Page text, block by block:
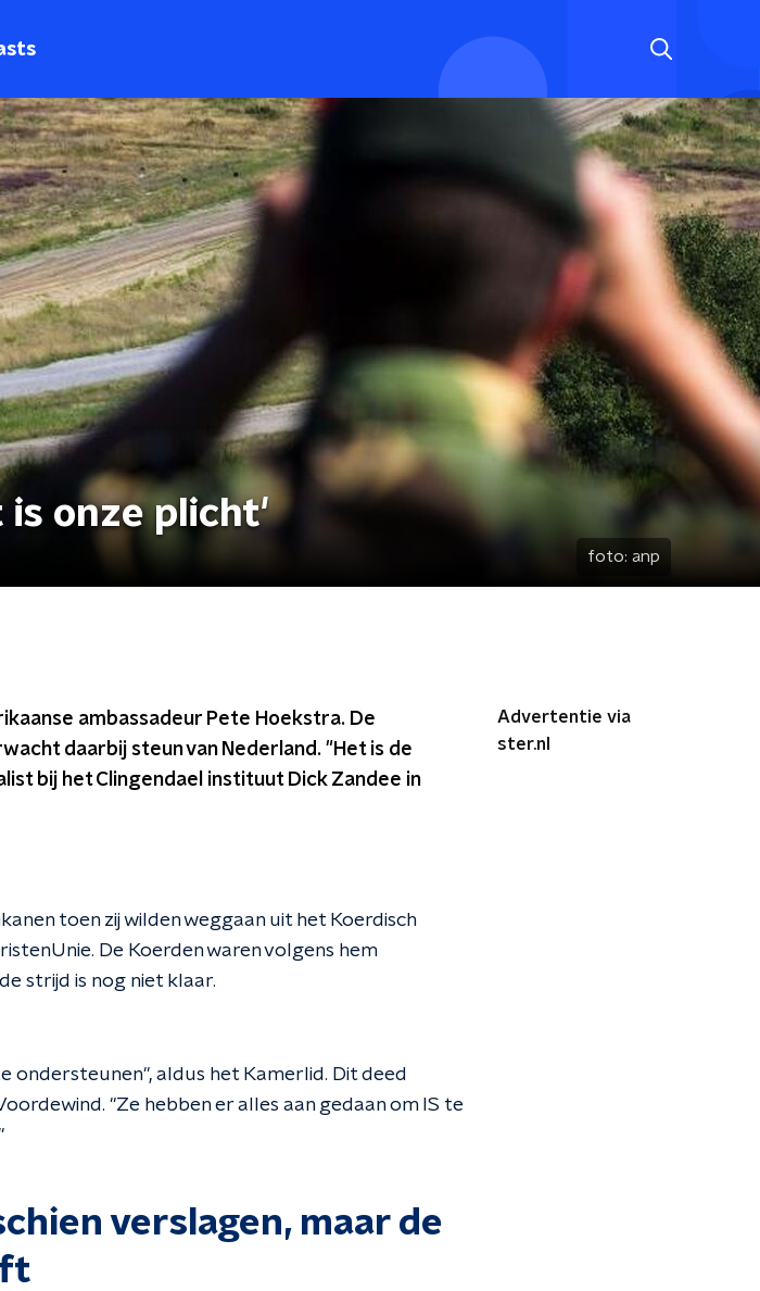
is onze plicht'
foto: anp
ambassadeur Pete Hoekstra. De
daarbij steun van Nederland. "Het is de
bij het Clingendael instituut Dick Zandee in
toen zij wilden weggaan uit het Koerdisch
De Koerden waren volgens hem
strijd is nog niet klaar.
ondersteunen", aldus het Kamerlid. Dit deed
"Ze hebben er alles aan gedaan om IS te
verslagen, maar de
Advertentie via
ster.nl